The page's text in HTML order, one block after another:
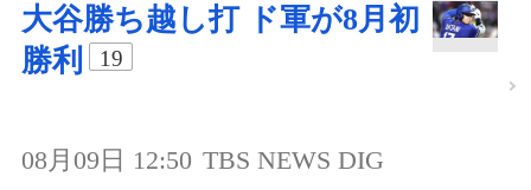
大谷勝ち越し打 ド軍が8月初
勝利
19
08月09日 12:50 TBS NEWS DIG